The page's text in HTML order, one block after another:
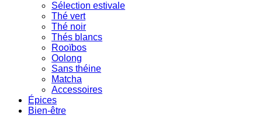
Sélection estivale
Thé vert
Thé noir
Thés blancs
Rooïbos
Oolong
Sans théine
Matcha
Accessoires
Épices
Bien-être